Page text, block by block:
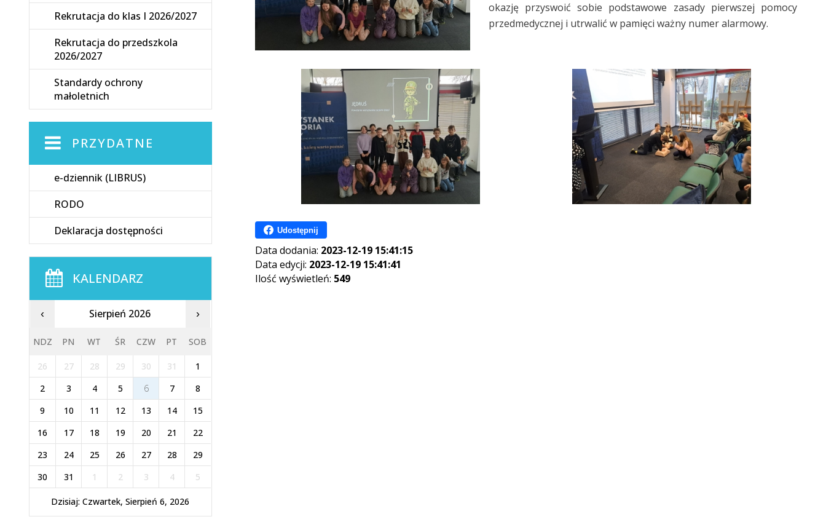
okazję przyswoić sobie podstawowe zasady pierwszej pomocy
przedmedycznej i utrwalić w pamięci ważny numer alarmowy.
Udostępnij
Data dodania: 2023-12-19 15:41:15
Data edycji: 2023-12-19 15:41:41
Ilość wyświetleń: 549
Rekrutacja do klas I 2026/2027
Rekrutacja do przedszkola
2026/2027
Standardy ochrony
małoletnich
PRZYDATNE
e-dziennik (LIBRUS)
RODO
Deklaracja dostępności
KALENDARZ
‹ Sierpień 2026 ›
NDZ PN WT ŚR CZW PT SOB
26 27 28 29 30 31
1
2
3 4 5 6 7
8
9
10 11 12 13 14
15
16
17 18 19 20 21
22
23
24 25 26 27 28
29
30
31 1 2 3 4 5
Dzisiaj: Czwartek, Sierpień 6, 2026